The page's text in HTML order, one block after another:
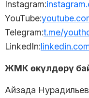
Instagram:
YouTube:
Telegram:t.me/
LinkedIn:
ЖМК өкүлдөрү
Айзада